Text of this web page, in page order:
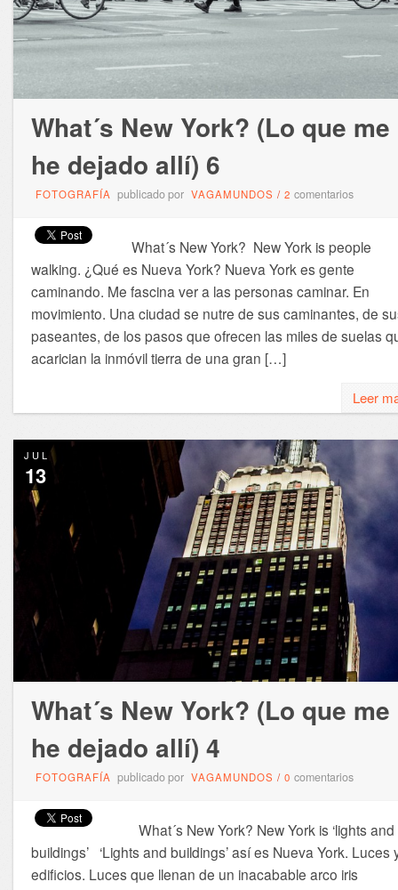
What´s New York? (Lo que me
he dejado allí) 6
FOTOGRAFÍA publicado por VAGAMUNDOS / 2 comentarios
What´s New York? New York is people
walking. ¿Qué es Nueva York? Nueva York es gente
caminando. Me fascina ver a las personas caminar. En
movimiento. Una ciudad se nutre de sus caminantes, de
paseantes, de los pasos que ofrecen las miles de suelas
acarician la inmóvil tierra de una gran […]
Leer
JUL
13
What´s New York? (Lo que me
he dejado allí) 4
FOTOGRAFÍA publicado por VAGAMUNDOS / 0 comentarios
What´s New York? New York is ‘lights and
buildings’ ‘Lights and buildings’ así es Nueva York. Luces
edificios. Luces que llenan de un inacabable arco iris